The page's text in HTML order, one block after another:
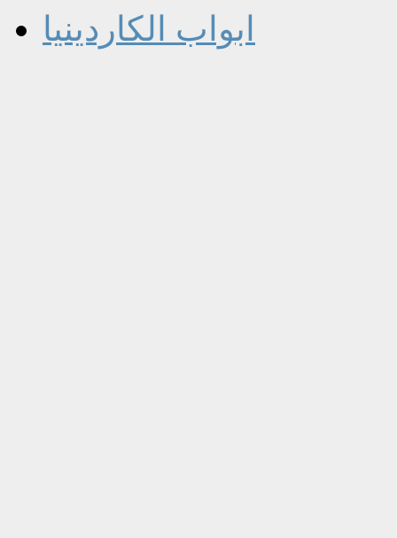
ابواب الكاردينيا